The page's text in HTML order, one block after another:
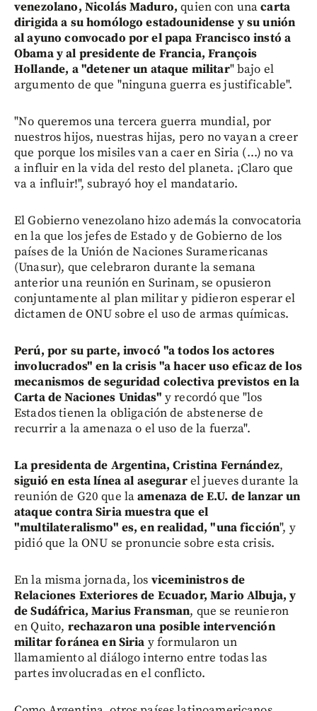
venezolano, Nicolás Maduro, quien con unacarta
dirigida a su homólogo estadounidense y su unión
al ayuno convocado por el papa Francisco instó a
Obama y al presidente de Francia, François
Hollande, a "detener un ataque militar" bajo el
argumento de que "ninguna guerra es justificable".
"No queremos una tercera guerra mundial, por
nuestros hijos, nuestras hijas, pero no vayan a creer
que porque los misiles van a caer en Siria (...) no va
a influir en la vida del resto del planeta. ¡Claro que
va a influir!", subrayó hoy el mandatario.
El Gobierno venezolano hizo además la convocatoria
en la que los jefes de Estado y de Gobierno de los
países de la Unión de Naciones Suramericanas
(Unasur), que celebraron durante la semana
anterior una reunión en Surinam, se opusieron
conjuntamente al plan militar y pidieron esperar el
dictamen de ONU sobre el uso de armas químicas.
Perú, por su parte, invocó "a todos los actores
involucrados" en la crisis "a hacer uso eficaz de los
mecanismos de seguridad colectiva previstos en la
Carta de Naciones Unidas" y recordó que "los
Estados tienen la obligación de abstenerse de
recurrir a la amenaza o el uso de la fuerza".
La presidenta de Argentina, Cristina Fernández,
siguió en esta línea al asegurarel jueves durante la
reunión de G20 que laamenaza de E.U. de lanzar un
ataque contra Siria muestra que el
"multilateralismo" es, en realidad, "una ficción", y
pidió que la ONU se pronuncie sobre esta crisis.
En la misma jornada, los viceministros de
Relaciones Exteriores de Ecuador, Mario Albuja, y
de Sudáfrica, Marius Fransman, que se reunieron
en Quito, rechazaron una posible intervención
militar foránea en Siria y formularon un
llamamiento al diálogo interno entre todas las
partes involucradas en el conflicto.